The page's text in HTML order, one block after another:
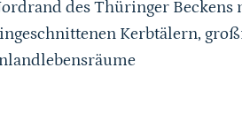
des Thüringer Beckens
Kerbtälern,